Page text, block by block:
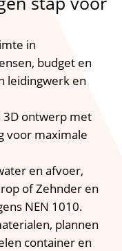
in
budget en
leidingwerk en
ontwerp met
voor maximale
en afvoer,
of Zehnder en
NEN 1010.​
plannen
container en